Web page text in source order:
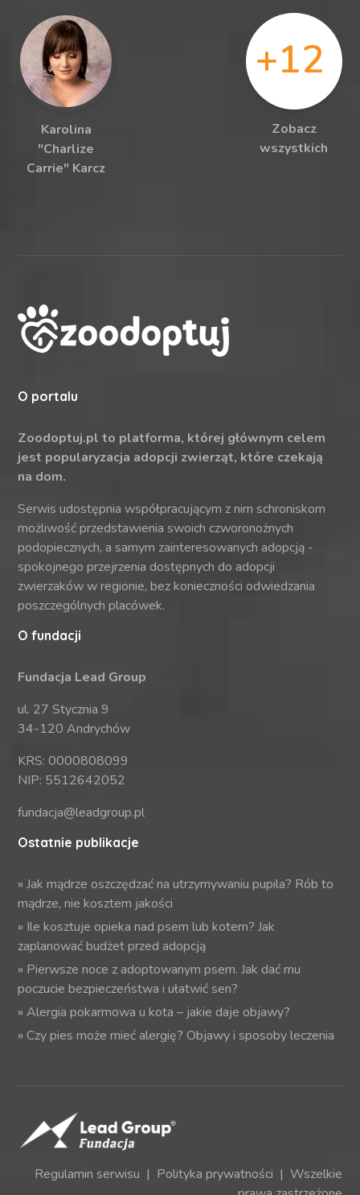
Karolina
"Charlize
Carrie" Karcz
+12
Zobacz
wszystkich
O portalu
Zoodoptuj.pl to platforma, której głównym celem
jest popularyzacja adopcji zwierząt, które czekają
na dom.
Serwis udostępnia współpracującym z nim schroniskom
możliwość przedstawienia swoich czworonożnych
podopiecznych, a samym zainteresowanych adopcją -
spokojnego przejrzenia dostępnych do adopcji
zwierzaków w regionie, bez konieczności odwiedzania
poszczególnych placówek.
O fundacji
Fundacja Lead Group
ul. 27 Stycznia 9
34-120 Andrychów
KRS: 0000808099
NIP: 5512642052
fundacja@leadgroup.pl
Ostatnie publikacje
»Jak mądrze oszczędzać na utrzymywaniu pupila? Rób to
mądrze, nie kosztem jakości
» Ile kosztuje opieka nad psem lub kotem? Jak
zaplanować budżet przed adopcją
» Pierwsze noce z adoptowanym psem. Jak dać mu
poczucie bezpieczeństwa i ułatwić sen?
»Alergia pokarmowa u kota – jakie daje objawy?
»Czy pies może mieć alergię? Objawy i sposoby leczenia
Regulamin serwisu | Polityka prywatności | Wszelkie